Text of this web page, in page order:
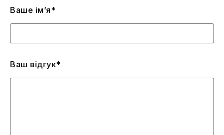
Ваше ім’я*
Ваш відгук*